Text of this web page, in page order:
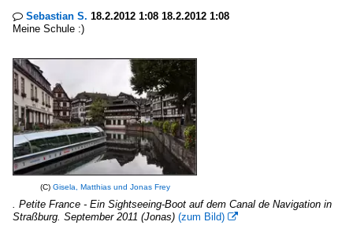
 Sebastian S. 18.2.2012 1:08 18.2.2012 1:08
Meine Schule :)
(C) Gisela, Matthias und Jonas Frey
. Petite France - Ein Sightseeing-Boot auf dem Canal de Navigation in
Straßburg. September 2011 (Jonas) (zum Bild) 